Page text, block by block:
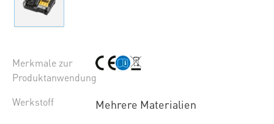
Merkmale zur
Produktanwendung
Werkstoff
Mehrere Materialien